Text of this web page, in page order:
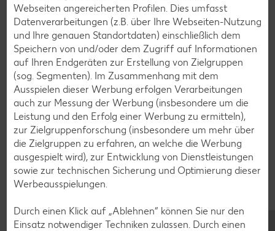
Glutenfreie Rezepte
Vielfalt und Geschmack verzichten. Ob süß oder herzhaft –
mit unseren glutenfreien Rezepten zauberst du dir Gerichte,
Webseiten angereicherten Profilen. Dies umfasst
Datenverarbeitungen (z.B. über Ihre Webseiten-Nutzung
und Ihre genauen Standortdaten) einschließlich dem
Speichern von und/oder dem Zugriff auf Informationen
auf Ihren Endgeräten zur Erstellung von Zielgruppen
(sog. Segmenten). Im Zusammenhang mit dem
Ausspielen dieser Werbung erfolgen Verarbeitungen
auch zur Messung der Werbung (insbesondere um die
Leistung und den Erfolg einer Werbung zu ermitteln),
zur Zielgruppenforschung (insbesondere um mehr über
die Zielgruppen zu erfahren, an welche die Werbung
ausgespielt wird), zur Entwicklung von Dienstleistungen
sowie zur technischen Sicherung und Optimierung dieser
Werbeausspielungen.
Durch einen Klick auf „Ablehnen“ können Sie nur den
Einsatz notwendiger Techniken zulassen. Durch einen